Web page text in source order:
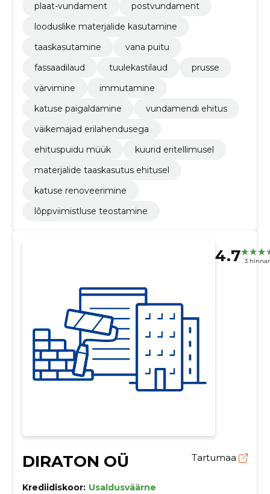
plaat-vundament
postvundament
looduslike materjalide kasutamine
taaskasutamine
vana puitu
fassaadilaud
tuulekastilaud
prusse
värvimine
immutamine
katuse paigaldamine
vundamendi ehitus
väikemajad erilahendusega
ehituspuidu müük
kuurid eritellimusel
materjalide taaskasutus ehitusel
katuse renoveerimine
lõppviimistluse teostamine
4.7 3
DIRATON OÜ Tartumaa
Krediidiskoor: Usaldusväärne